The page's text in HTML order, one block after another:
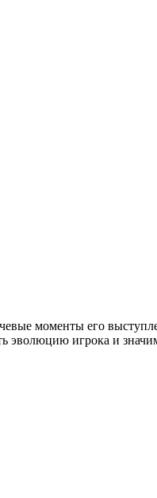
моменты его
эволюцию игрока и